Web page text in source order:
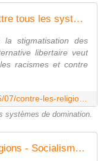
★ Contre les religions : Combattre tous les systèmes de domination - Socialisme libertaire
stigmatisation des
libertaire veut
racismes et contre
systèmes de domination.
★ Luttons contre toutes les religions - Socialisme libertaire